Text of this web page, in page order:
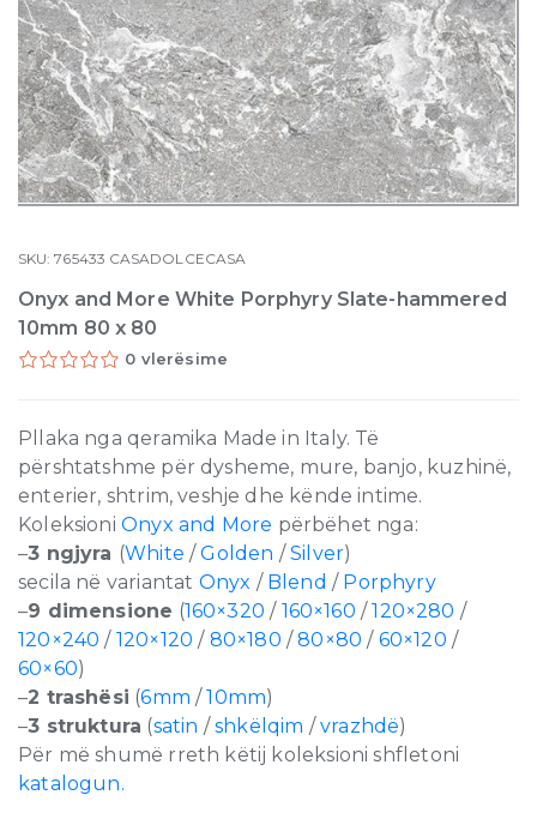
SKU:765433 CASADOLCECASA
Onyx and More White Porphyry Slate-hammered
10mm 80 x 80
0 vlerësime
Pllaka nga qeramika Made in Italy. Të
përshtatshme për dysheme, mure, banjo, kuzhinë,
enterier, shtrim, veshje dhe kënde intime.
Koleksioni Onyx and More përbëhet nga:
–3 ngjyra (White/Golden /Silver)
secila në variantat Onyx / Blend / Porphyry
–9 dimensione (160×320 / 160×160 /120×280 /
120×240 / 120×120 / 80×180 /80×80 / 60×120 /
60×60)
–2 trashësi (6mm/10mm)
–3 struktura (satin /shkëlqim /vrazhdë)
Për më shumë rreth këtij koleksioni shfletoni
katalogun.